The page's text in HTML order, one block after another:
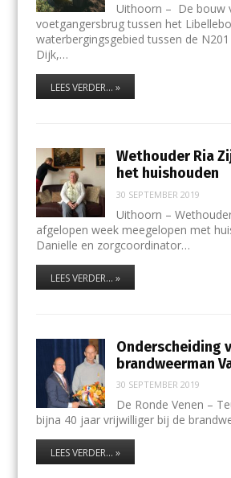
Uithoorn – De bouw
voetgangersbrug tussen het
waterbergingsgebied tussen de
Dijk,…
LEES VERDER... »
Wethouder Ria
het huishouden
30 SEPTEMBER 2019
Uithoorn –
afgelopen week meegelopen met
Danielle en zorgcoordinator…
LEES VERDER... »
Onderscheiding
brandweerman
30 SEPTEMBER 2019
De Ronde Venen –
bijna 40 jaar vrijwilliger bij de
LEES VERDER... »